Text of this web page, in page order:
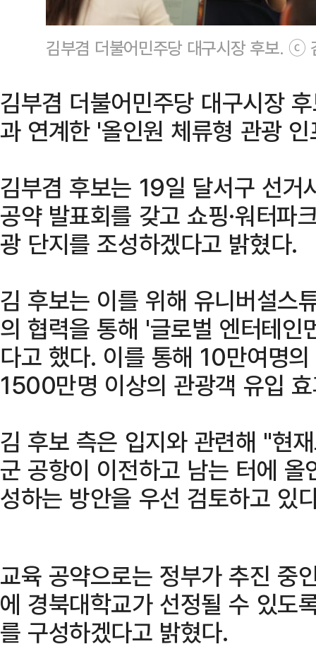
김부겸 더불어민주당 대구시장 후보. ⓒ
김부겸 더불어민주당 대구시장
과 연계한 '올인원 체류형 관광
김부겸 후보는 19일 달서구 선
공약 발표회를 갖고 쇼핑·워터파
광 단지를 조성하겠다고 밝혔다.
김 후보는 이를 위해 유니버설스
의 협력을 통해 '글로벌 엔터테인
다고 했다. 이를 통해 10만여명
1500만명 이상의 관광객 유입
김 후보 측은 입지와 관련해 "현
군 공항이 이전하고 남는 터에
성하는 방안을 우선 검토하고 있
교육 공약으로는 정부가 추진 중
에 경북대학교가 선정될 수 있도
를 구성하겠다고 밝혔다.